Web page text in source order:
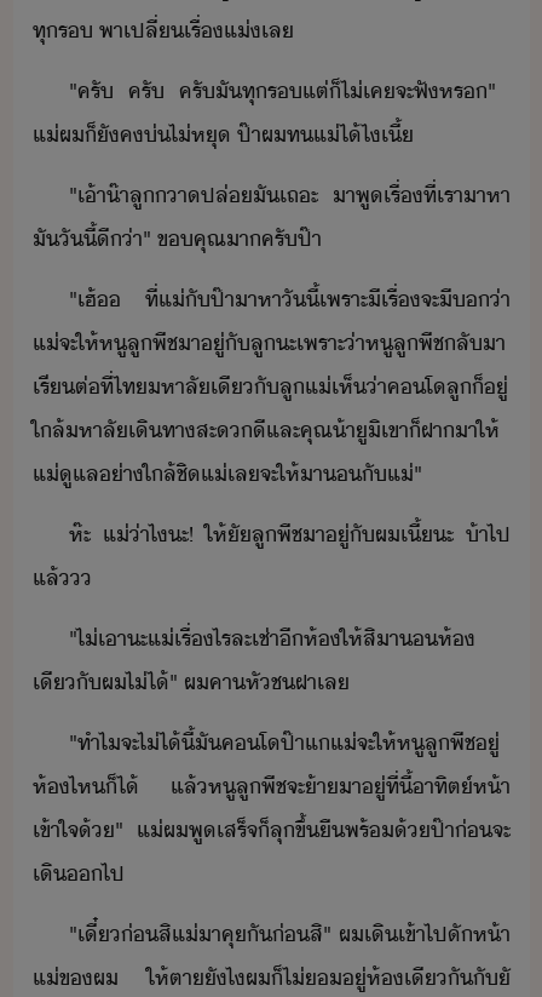
ทุ​ร​ ​พา​เปลี่​เรื่​แ่​เล
"​ครั​ ​ครั​ ​ครั​ั​ทุ​ร​แต่​็​ไ่เค​จะ​ฟั​หร​"​ ​
แ่​ผ​็​ัค​่​ไ่​หุ​ ป​๊า​ผ​ท​แ่​ไ้​ไ​เี​้
"​เ้า​๊า​ลูา​ปล่​ั​เถะ​ ​า​พู​เรื่​ที่​เรา​าหา​
ั​ัี้​ี่า​"​ ​ขคุณ​า​ครัป​๊า
"​เฮ้​ ​ที่​แ่​ัป​๊า​าหา​ัี้​เพราะ​ีเรื่​จะ​ี​​่า​
แ่​จะ​ให้​หู​ลู​พีช​า​ู่​ั​ลู​ะ​เพราะ่า​หู​ลู​พีช​ลัา​
เรีต่​ที่​ไท​หาลั​เี​ั​ลู​แ่​เห็​่า​คโ​ลู​็​ู่​
ใล้​หาลั​เิทา​สะ​ี​และ​คุณ​้า​ู​ิ​เขา​็​ฝา​า​ให้​
แ่​ูแล​่าใล้ชิ​แ่​เล​จะ​ให้​า​ั​แ่​"
ห​๊ะ​ ​แ่​่า​ไ​ะ​!​ ​ให้ั​ลู​พีช​า​ู่​ั​ผ​เี​้​ะ​ ​้า​ไป​
แล้​
"​ไ่เา​ะ​แ่​เรื่​ไร​ละ​เช่า​ี​ห้​ให้​สิา​​ห้​
เี​ั​ผ​ไ่ไ้​"​ ​ผ​คา​หัชฝา​เล
"​ทำไ​จะ​ไ่ไ้​ี้​ั​คโป​๊า​แ​แ่​จะ​ให้​หู​ลู​พีช​ู่​
ห้​ไห​็ไ้​ ​แล้​หู​ลู​พีช​จะ​้า​า​ู่​ที่​ี้​าทิต์​ห้า​
เข้าใจ​้​"​ ​แ่​ผ​พูเสร​็​จ​็​ลุขึ้​ื​พร้้ป​๊า​่​จะ​
เิ​​ไป
"​เี๋่​สิ​แ่​าคุ​ั​​่​สิ​"​ ​ผ​เิ​เข้าไป​ัห้า​
แ่​ข​ผ​ ​ให้​ตา​ัไ​ผ​็​ไ่​ู่​ห้​เีั​ัั​